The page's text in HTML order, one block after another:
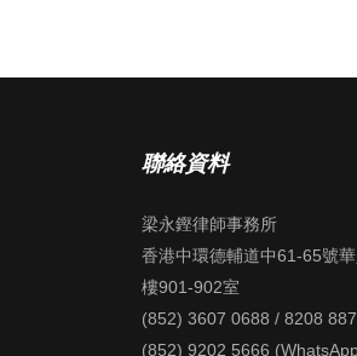
聯絡資料
梁永鏗律師事務所
香港中環德輔道中61-65號
樓901-902室
(852) 3607 0688 / 8208
(852) 9202 5666